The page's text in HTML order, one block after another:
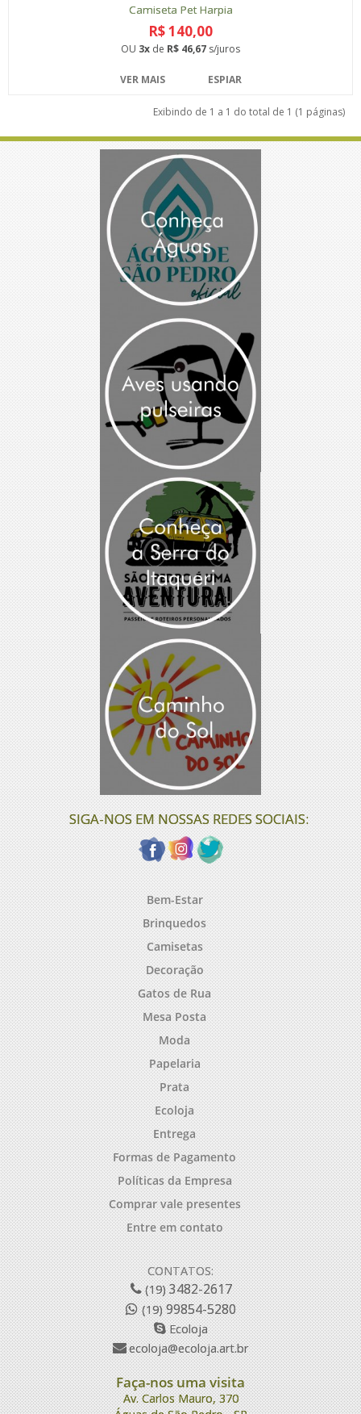
Camiseta Pet Harpia
R$ 140,00
OU 3x de R$ 46,67 s/juros
VER MAIS ESPIAR
Exibindo de 1 a 1 do total de 1 (1 páginas)
SIGA-NOS EM NOSSAS REDES SOCIAIS:
Bem-Estar
Brinquedos
Camisetas
Decoração
Gatos de Rua
Mesa Posta
Moda
Papelaria
Prata
Ecoloja
Entrega
Formas de Pagamento
Políticas da Empresa
Comprar vale presentes
Entre em contato
CONTATOS:
(19)3482-2617
(19)99854-5280
Ecoloja
ecoloja@ecoloja.art.br
Faça-nos uma visita
Av. Carlos Mauro, 370